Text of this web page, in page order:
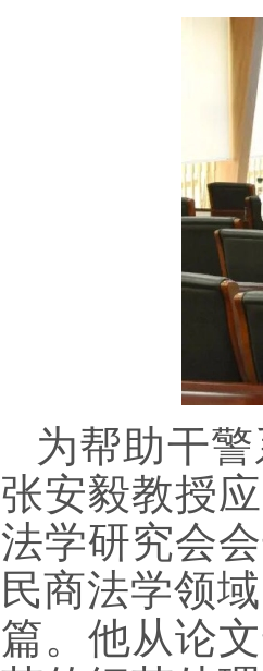
为帮助干
张安毅教授
法学研究会
民商法学领
篇。他从论